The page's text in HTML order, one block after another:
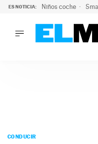
ES NOTICIA: Niños coche
PODCAST
CONDUCIR